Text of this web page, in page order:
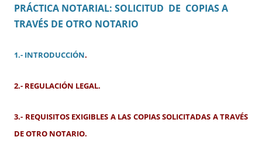
PRÁCTICA NOTARIAL: SOLICITUD DE COPIAS A
TRAVÉS DE OTRO NOTARIO
1.- INTRODUCCIÓN.
2.- REGULACIÓN LEGAL.
3.- REQUISITOS EXIGIBLES A LAS COPIAS SOLICITADAS A TRAVÉS
DE OTRO NOTARIO.